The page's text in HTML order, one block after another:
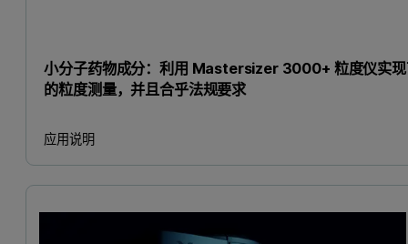
小分子药物成分：利用 Mastersizer 3000+ 粒度仪实
的粒度测量，并且合乎法规要求
应用说明